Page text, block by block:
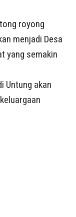
royong
menjadi Desa
yang semakin
Untung akan